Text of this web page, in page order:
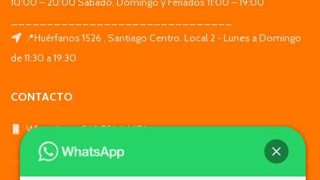
📍Huérfanos 1526 , Santiago Centro. Local 2 - Lunes a Domingo
de 11:30 a 19:30
CONTACTO
WhatsApp: +569 7564 4676